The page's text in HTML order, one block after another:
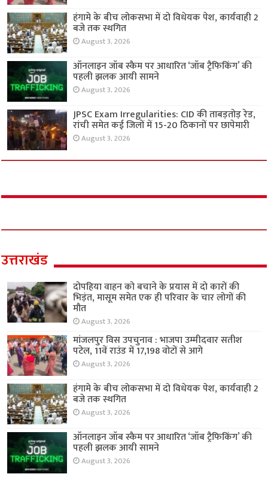
हंगामे के बीच लोकसभा में दो विधेयक पेश, कार्यवाही 2
बजे तक स्थगित
August 3, 2026
ऑनलाइन जॉब स्कैम पर आधारित ‘जॉब ट्रैफिकिंग’ की
पहली झलक आयी सामने
August 3, 2026
JPSC Exam Irregularities: CID की ताबड़तोड़ रेड,
रांची समेत कई जिलों में 15-20 ठिकानों पर छापेमारी
August 3, 2026
उत्तराखंड
दोपहिया वाहन को बचाने के प्रयास में दो कारों की
भिड़ंत, मासूम समेत एक ही परिवार के चार लोगों की
मौत
August 3, 2026
मांजलपुर विस उपचुनाव : भाजपा उम्मीदवार सतीश
पटेल, 11वें राउंड में 17,198 वोटों से आगे
August 3, 2026
हंगामे के बीच लोकसभा में दो विधेयक पेश, कार्यवाही 2
बजे तक स्थगित
August 3, 2026
ऑनलाइन जॉब स्कैम पर आधारित ‘जॉब ट्रैफिकिंग’ की
पहली झलक आयी सामने
August 3, 2026